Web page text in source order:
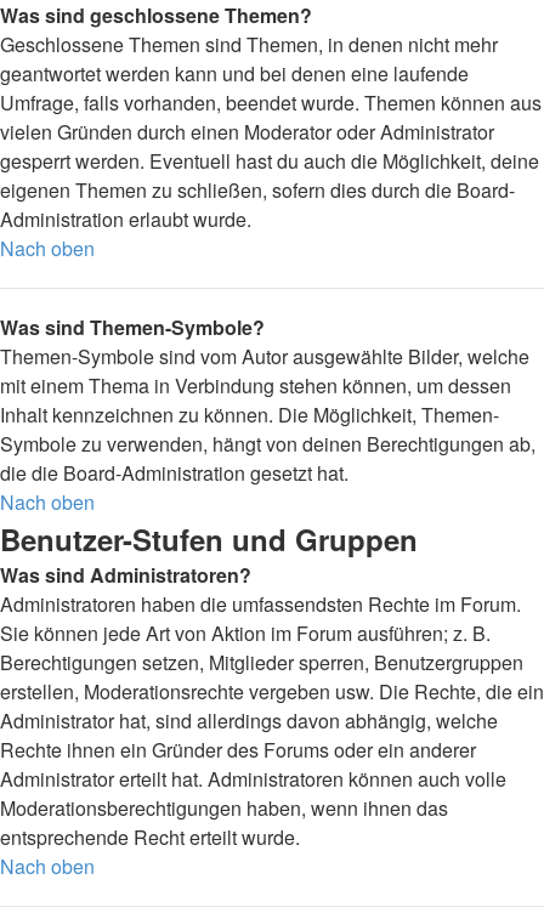
Was sind geschlossene Themen?
Geschlossene Themen sind Themen, in denen nicht mehr
geantwortet werden kann und bei denen eine laufende
Umfrage, falls vorhanden, beendet wurde. Themen können aus
vielen Gründen durch einen Moderator oder Administrator
gesperrt werden. Eventuell hast du auch die Möglichkeit, deine
eigenen Themen zu schließen, sofern dies durch die Board-
Administration erlaubt wurde.
Nach oben
Was sind Themen-Symbole?
Themen-Symbole sind vom Autor ausgewählte Bilder, welche
mit einem Thema in Verbindung stehen können, um dessen
Inhalt kennzeichnen zu können. Die Möglichkeit, Themen-
Symbole zu verwenden, hängt von deinen Berechtigungen ab,
die die Board-Administration gesetzt hat.
Nach oben
Benutzer-Stufen und Gruppen
Was sind Administratoren?
Administratoren haben die umfassendsten Rechte im Forum.
Sie können jede Art von Aktion im Forum ausführen; z. B.
Berechtigungen setzen, Mitglieder sperren, Benutzergruppen
erstellen, Moderationsrechte vergeben usw. Die Rechte, die ein
Administrator hat, sind allerdings davon abhängig, welche
Rechte ihnen ein Gründer des Forums oder ein anderer
Administrator erteilt hat. Administratoren können auch volle
Moderationsberechtigungen haben, wenn ihnen das
entsprechende Recht erteilt wurde.
Nach oben